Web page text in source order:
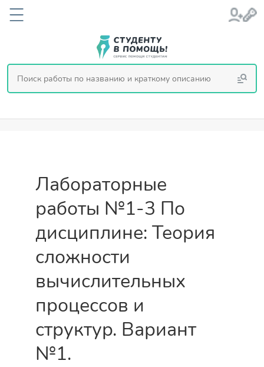
Лабораторные
работы №1-3 По
дисциплине: Теория
сложности
вычислительных
процессов и
структур. Вариант
№1.